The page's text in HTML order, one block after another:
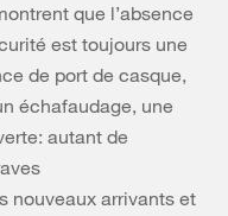
que l’absence
est toujours une
de port de casque,
échafaudage, une
autant de
nouveaux arrivants et